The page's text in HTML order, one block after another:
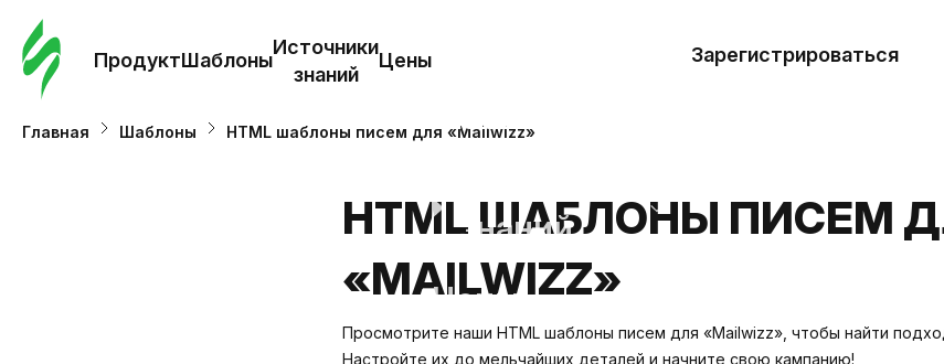
ПродуктШаблоны
Источники
знаний
Цены
Шаблоны
знаний
Цены
Зарегистрироваться
Главная Шаблоны HTML шаблоны писем для «Mailwizz»
HTML ШАБЛОНЫ ПИСЕМ
«MAILWIZZ»
Просмотрите наши HTML шаблоны писем для «Mailwizz», чтобы найти
Настройте их до мельчайших деталей и начните свою кампанию!